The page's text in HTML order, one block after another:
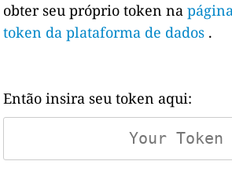
obter seu próprio token na
token da plataforma de dados .
Então insira seu token aqui: